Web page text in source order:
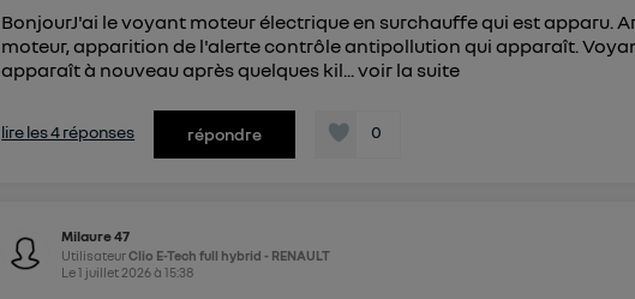
BonjourJ'ai le voyant moteur électrique en surchauffe qui est apparu.
moteur, apparition de l'alerte contrôle antipollution qui apparaît.
apparaît à nouveau après quelques kil...voir la suite
lire les 4 réponses répondre 0
Milaure 47
UtilisateurClio E-Tech full hybrid - RENAULT
Le1 juillet 2026à15:38